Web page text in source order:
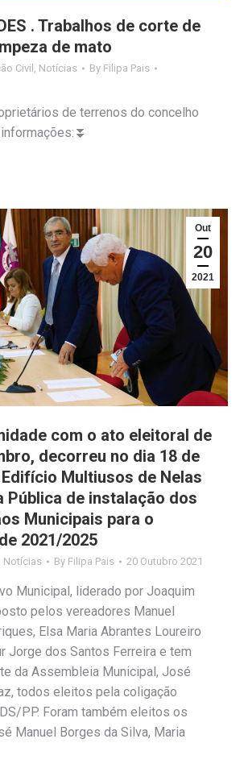
. Trabalhos de corte de
de mato
Civil , Notícias By Filipa Pais
de terrenos do concelho
Out
20
2021
com o ato eleitoral de
decorreu no dia 18 de
Multiusos de Nelas
Pública de instalação dos
Municipais para o
2021/2025
Notícias By Filipa Pais 20 Outubro 2021
Municipal, liderado por Joaquim
pelos vereadores Manuel
Elsa Maria Abrantes Loureiro
Jorge dos Santos Ferreira e tem
da Assembleia Municipal, José
todos eleitos pela coligação
PP. Foram também eleitos os
Manuel Borges da Silva, Maria